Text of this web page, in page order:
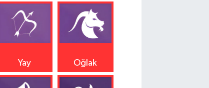
Yay Oğlak